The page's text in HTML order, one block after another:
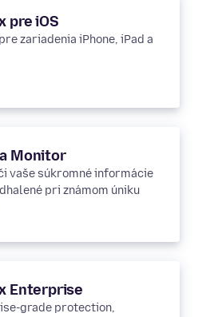
pre iOS
zariadenia iPhone, iPad a
Monitor
vaše súkromné informácie
pri známom úniku
Enterprise
grade protection,